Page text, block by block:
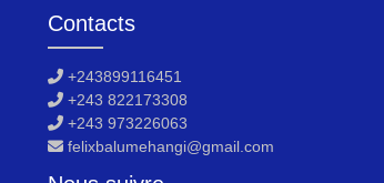
Contacts
+243899116451
+243 822173308
+243 973226063
felixbalumehangi@gmail.com